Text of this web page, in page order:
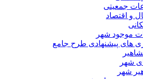
جمعیتی
و اقتصاد
موجود شهر
های پیشنهادی طرح جامع
شهر
شهر